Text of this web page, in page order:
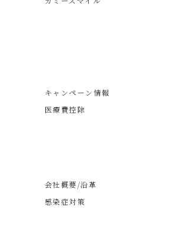
キャンペーン情報
医療費控除
会社概要/沿革
感染症対策